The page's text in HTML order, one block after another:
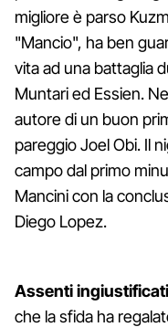
migliore è parso
"Mancio", ha ben
vita ad una battaglia
Muntari ed Essien.
autore di un buon
pareggio Joel Obi. Il
campo dal primo
Mancini con la
Diego Lopez.
Assenti
che la sfida ha